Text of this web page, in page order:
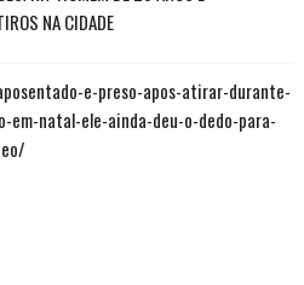
NA CIDADE
e-preso-apos-atirar-durante-
natal-ele-ainda-deu-o-dedo-para-